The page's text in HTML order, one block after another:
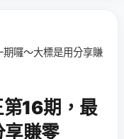
囉～大標是用分享賺
16期，最
享賺零